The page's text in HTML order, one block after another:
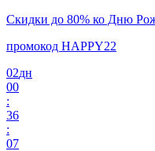
Скидки до 80% ко Дню
промокод HAPPY22
02дн
00
:
36
:
07